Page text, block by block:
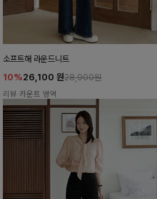
소프트해 라운드니트
10%26,100 원28,900원
리뷰 카운트 영역